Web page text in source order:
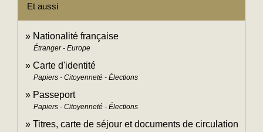
Et aussi
Nationalité française
Étranger - Europe
Carte d'identité
Papiers - Citoyenneté - Élections
Passeport
Papiers - Citoyenneté - Élections
Titres, carte de séjour et documents de circulation